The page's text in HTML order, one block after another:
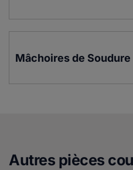
Mâchoires de Soudure
Autres pièces